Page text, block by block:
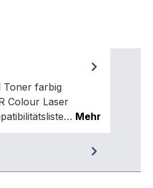
Toner farbig
Colour Laser
Mehr